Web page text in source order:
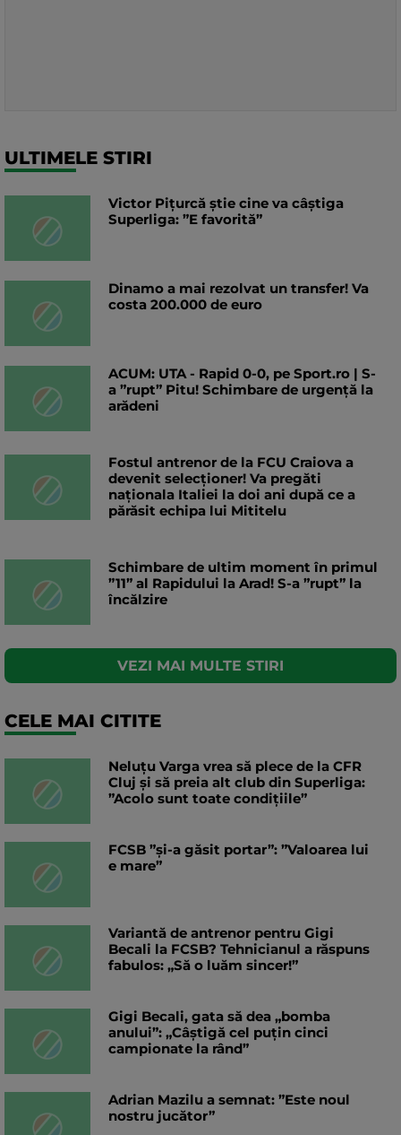
ULTIMELE STIRI
Victor Pițurcă știe cine va câștiga
Superliga: ”E favorită”
Dinamo a mai rezolvat un transfer! Va
costa 200.000 de euro
ACUM: UTA - Rapid 0-0, pe Sport.ro | S-
a ”rupt” Pitu! Schimbare de urgență la
arădeni
Fostul antrenor de la FCU Craiova a
devenit selecționer! Va pregăti
naționala Italiei la doi ani după ce a
părăsit echipa lui Mititelu
Schimbare de ultim moment în primul
”11” al Rapidului la Arad! S-a ”rupt” la
încălzire
VEZI MAI MULTE STIRI
CELE MAI CITITE
Neluțu Varga vrea să plece de la CFR
Cluj și să preia alt club din Superliga:
”Acolo sunt toate condițiile”
FCSB ”și-a găsit portar”: ”Valoarea lui
e mare”
Variantă de antrenor pentru Gigi
Becali la FCSB? Tehnicianul a răspuns
fabulos: „Să o luăm sincer!”
Gigi Becali, gata să dea „bomba
anului”: „Câștigă cel puțin cinci
campionate la rând”
Adrian Mazilu a semnat: ”Este noul
nostru jucător”